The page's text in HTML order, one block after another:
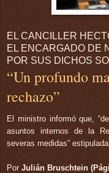
EL CANCILLER
EL ENCARGADO DE
POR SUS DICHOS
“Un profundo
rechazo”
El ministro informó que,
asuntos internos de la
severas medidas”
Por Julián Bruschtein